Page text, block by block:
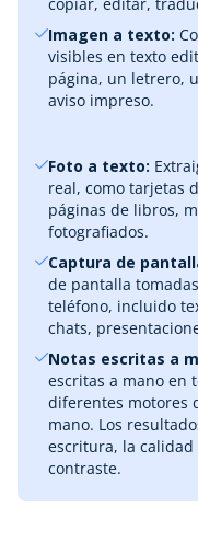
Imagen a texto:
visibles en texto
página, un letrero,
aviso impreso.
Foto a texto:
real, como tarjetas
páginas de libros,
fotografiados.
Captura de
de pantalla
teléfono, incluido
chats,
Notas escritas a
escritas a mano en
diferentes motores
mano. Los
escritura, la calidad
contraste.